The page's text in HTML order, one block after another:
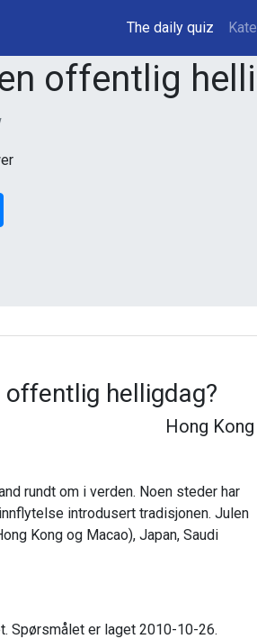
The daily quiz
offentlig
offentlig helligdag?
Hong Kong
rundt om i verden. Noen steder har
introdusert tradisjonen. Julen
Kong og Macao), Japan, Saudi
Spørsmålet er laget 2010-10-26.